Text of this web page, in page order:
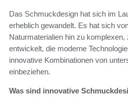
Das Schmuckdesign hat sich im
erheblich gewandelt. Es hat sich
Naturmaterialien hin zu
entwickelt, die moderne
innovative Kombinationen von
einbeziehen.
Was sind innovative